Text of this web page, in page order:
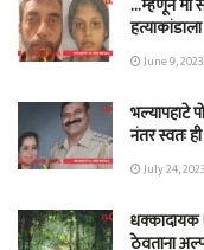
June 9, 2023
भल्यापहाटे
नंतर स्वतः
July 24, 2023
धक्कादायक !
ठेवताना